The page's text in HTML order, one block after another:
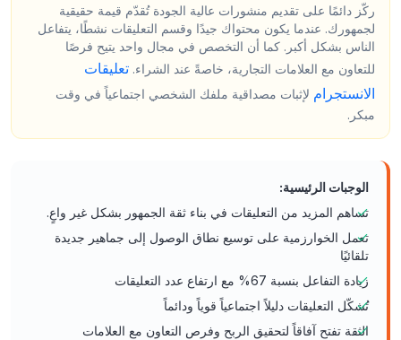
ركّز دائمًا على تقديم منشورات عالية الجودة تُقدّم قيمة حقيقية
لجمهورك. عندما يكون محتواك جيدًا وقسم التعليقات نشطًا، يتفاعل
الناس بشكل أكبر. كما أن التخصص في مجال واحد يتيح فرصًا
للتعاون مع العلامات التجارية، خاصةً عند الشراء. تعليقات
الانستجرام لإثبات مصداقية ملفك الشخصي اجتماعياً في وقت
مبكر.
الوجبات الرئيسية:
تساهم المزيد من التعليقات في بناء ثقة الجمهور بشكل غير واعٍ.
تعمل الخوارزمية على توسيع نطاق الوصول إلى جماهير جديدة
تلقائيًا
زيادة التفاعل بنسبة 67% مع ارتفاع عدد التعليقات
تُشكّل التعليقات دليلاً اجتماعياً قوياً ودائماً
الثقة تفتح آفاقاً لتحقيق الربح وفرص التعاون مع العلامات